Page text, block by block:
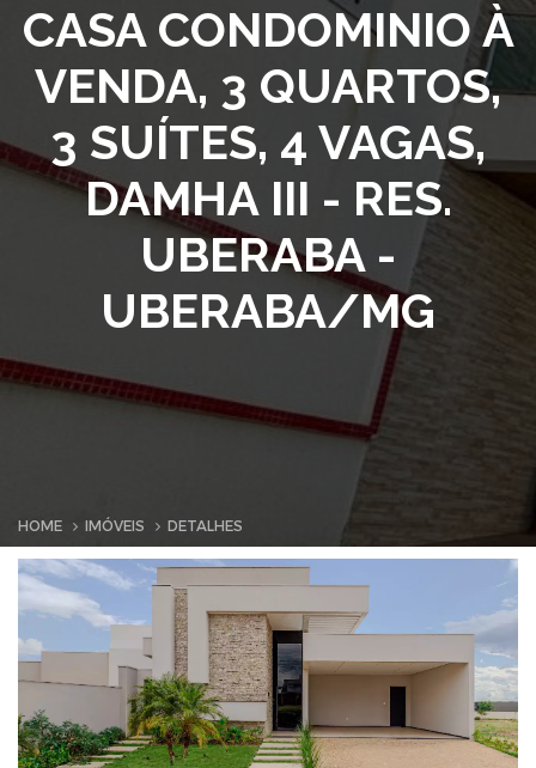
CASA CONDOMINIO À
VENDA, 3 QUARTOS,
3 SUÍTES, 4 VAGAS,
DAMHA III - RES.
UBERABA -
UBERABA/MG
HOME IMÓVEIS DETALHES